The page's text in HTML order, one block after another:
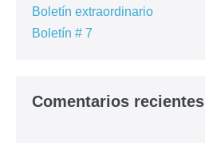
Boletín extraordinario
Boletín # 7
Comentarios recientes